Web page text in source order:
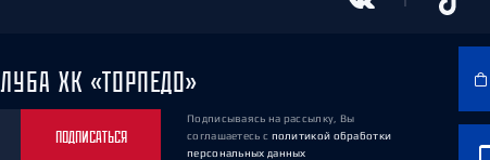
ХК «ТОРПЕДО»
ПОДПИСАТЬСЯ
Подписываясь на рассылку, Вы
соглашаетесь с политикой обработки
персональных данных